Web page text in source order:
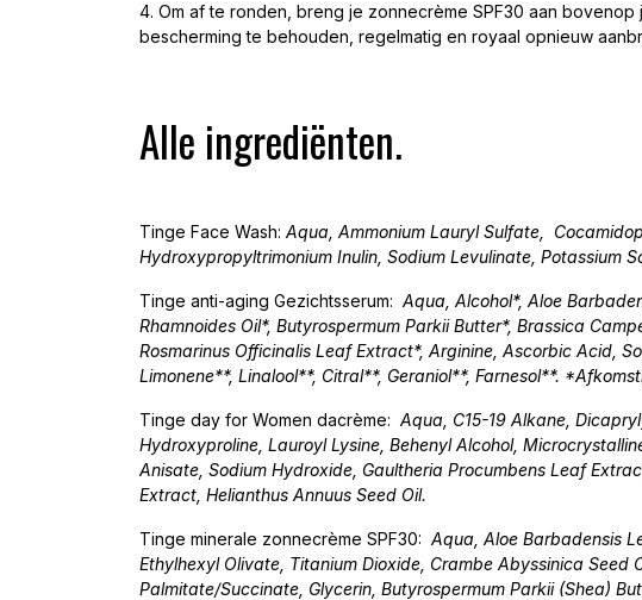
4. Om af te ronden, breng je zonnecrème SPF30 aan
bescherming te behouden, regelmatig en royaal opnieuw
Alle ingrediënten.
Tinge Face Wash: Aqua, Ammonium Lauryl Sulfate,
Hydroxypropyltrimonium Inulin, Sodium Levulinate, Potassium
Tinge anti-aging Gezichtsserum: Aqua, Alcohol*, Aloe
Rhamnoides Oil*, Butyrospermum Parkii Butter*, Brassica
Rosmarinus Officinalis Leaf Extract*, Arginine, Ascorbic Acid,
Limonene**, Linalool**, Citral**, Geraniol**, Farnesol**.
Tinge day for Women dacrème: Aqua, C15-19 Alkane,
Hydroxyproline, Lauroyl Lysine, Behenyl Alcohol,
Anisate, Sodium Hydroxide, Gaultheria Procumbens Leaf
Extract, Helianthus Annuus Seed Oil.
Tinge minerale zonnecrème SPF30: Aqua, Aloe Barbadensis
Ethylhexyl Olivate, Titanium Dioxide, Crambe Abyssinica
Palmitate/Succinate, Glycerin, Butyrospermum Parkii (Shea)